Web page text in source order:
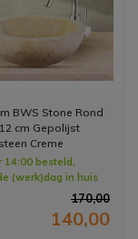
BWS Stone Rond
cm Gepolijst
Creme
14:00 besteld,
(werk)dag in huis
170,00
140,00